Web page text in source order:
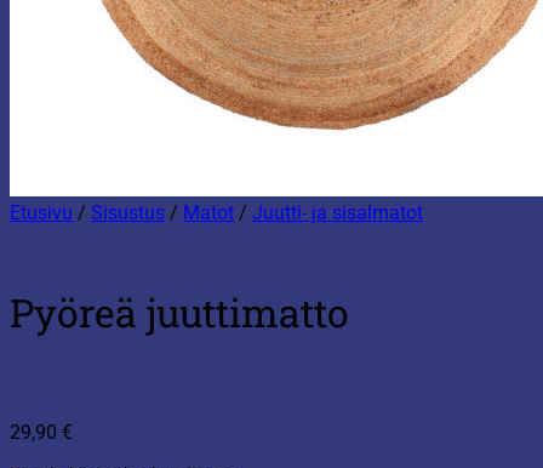
Etusivu / Sisustus / Matot / Juutti- ja sisalmatot
Pyöreä juuttimatto
29,90 €